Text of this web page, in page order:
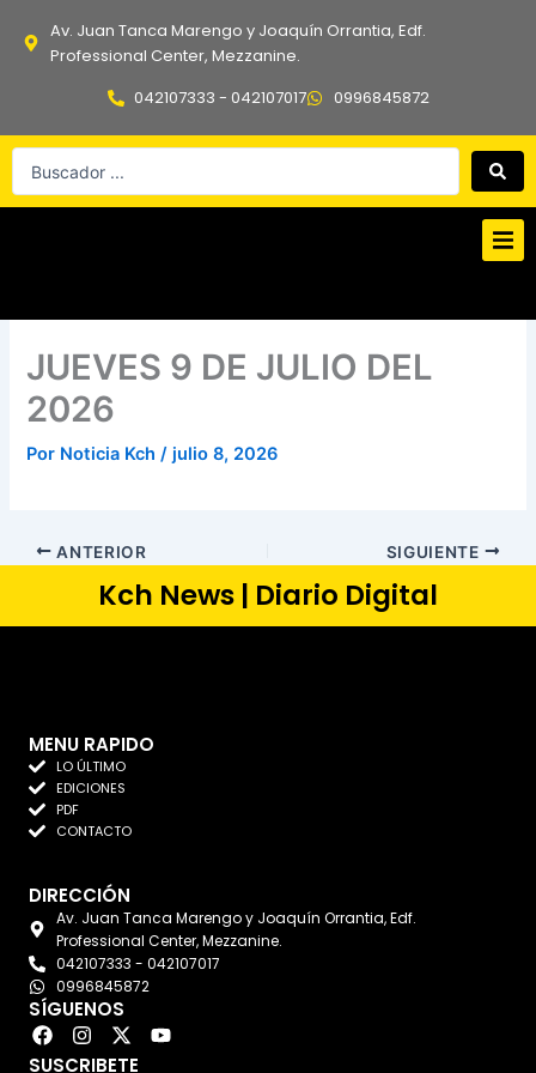
Av. Juan Tanca Marengo y Joaquín Orrantia, Edf.
Professional Center, Mezzanine.
042107333 - 042107017
0996845872
Search
JUEVES 9 DE JULIO DEL
2026
Por Noticia Kch/ julio 8, 2026
ANTERIOR SIGUIENTE
Kch News | Diario Digital
MENU RAPIDO
LO ÚLTIMO
EDICIONES
PDF
CONTACTO
DIRECCIÓN
Av. Juan Tanca Marengo y Joaquín Orrantia, Edf.
Professional Center, Mezzanine.
042107333 - 042107017
0996845872
SÍGUENOS
F
a
I
n
X
-
Y
o
SUSCRIBETE